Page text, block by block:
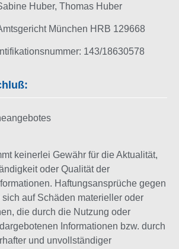
Huber, Thomas Huber
München HRB 129668
143/18630578
keinerlei Gewähr für die Aktualität,
oder Qualität der
Haftungsansprüche gegen
auf Schäden materieller oder
die durch die Nutzung oder
Informationen bzw. durch
und unvollständiger